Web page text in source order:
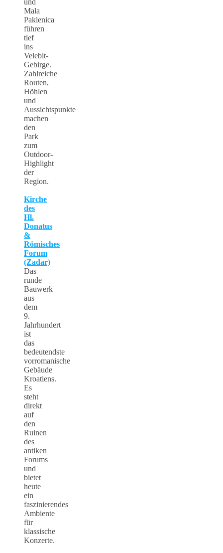
und
Mala
Paklenica
führen
tief
ins
Velebit-
Gebirge.
Zahlreiche
Routen,
Höhlen
und
Aussichtspunkte
machen
den
Park
zum
Outdoor-
Highlight
der
Region.
Kirche
des
Hl.
Donatus
&
Römisches
Forum
(Zadar)
Das
runde
Bauwerk
aus
dem
9.
Jahrhundert
ist
das
bedeutendste
vorromanische
Gebäude
Kroatiens.
Es
steht
direkt
auf
den
Ruinen
des
antiken
Forums
und
bietet
heute
ein
faszinierendes
Ambiente
für
klassische
Konzerte.